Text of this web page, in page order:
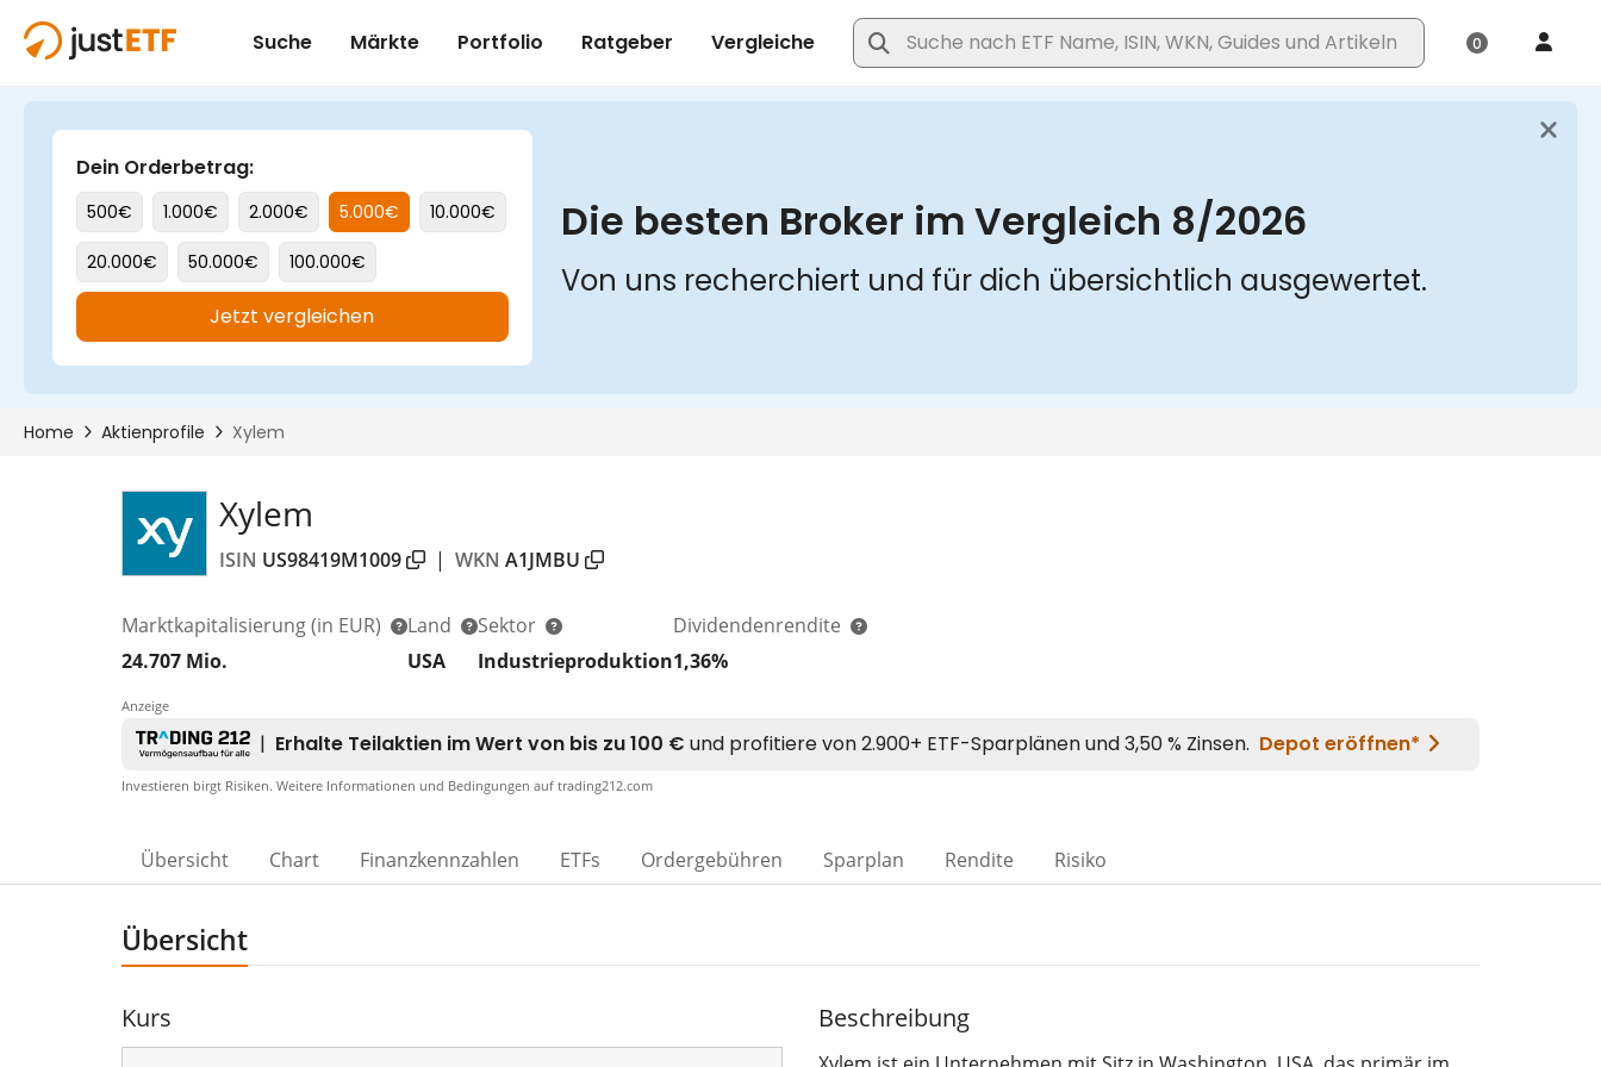
Xylem
ISIN US98419M1009 | WKN A1JMBU
Marktkapitalisierung(in EUR)
24.707 Mio.
Land
USA
Sektor
Industrieproduktion
Dividendenrendite
1,36%
Anzeige
Investieren birgt Risiken. Weitere Informationen und Bedingungen auf trading212.com
Übersicht Chart Finanzkennzahlen ETFs Ordergebühren Sparplan Rendite Risiko
Übersicht
Kurs Beschreibung